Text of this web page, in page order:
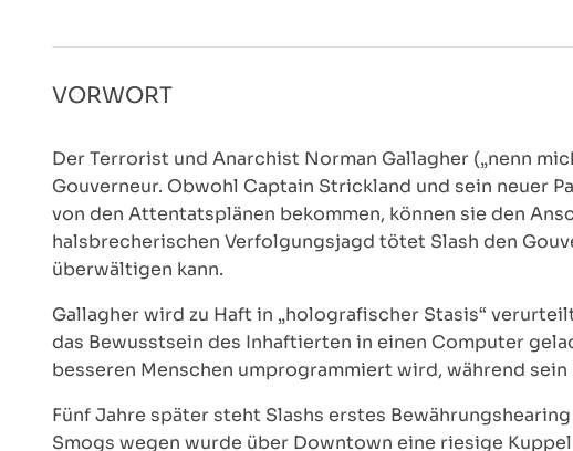
VORWORT
Der Terrorist und Anarchist Norman Gallagher („nenn
Gouverneur. Obwohl Captain Strickland und sein neuer
von den Attentatsplänen bekommen, können sie den
halsbrecherischen Verfolgungsjagd tötet Slash den
überwältigen kann.
Gallagher wird zu Haft in „holografischer Stasis“
das Bewusstsein des Inhaftierten in einen Computer
besseren Menschen umprogrammiert wird, während
Fünf Jahre später steht Slashs erstes
Smogs wegen wurde über Downtown eine riesige